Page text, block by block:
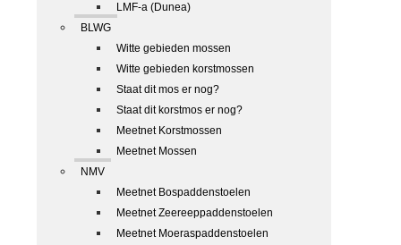
LMF-a (Dunea)
BLWG
Witte gebieden mossen
Witte gebieden korstmossen
Staat dit mos er nog?
Staat dit korstmos er nog?
Meetnet Korstmossen
Meetnet Mossen
NMV
Meetnet Bospaddenstoelen
Meetnet Zeereeppaddenstoelen
Meetnet Moeraspaddenstoelen